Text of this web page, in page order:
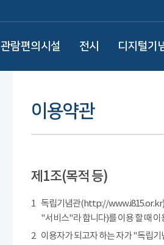
관람편의시설 전시 디지털기
이용약관
제1조(목적 등)
1 독립기념관(http://www.i815.or.kr)
"서비스"라 합니다)를 이용 할 때
2 이용자가 되고자 하는 자가 "독립기